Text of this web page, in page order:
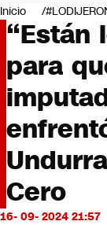
Negocios
Deportes
Programas
Cultura
Servicios
Bits
CNN Data
CNN tiempo
Futuro 360
Opinión
Inicio
“Están
para
Cero
16- 09- 2024 21:57